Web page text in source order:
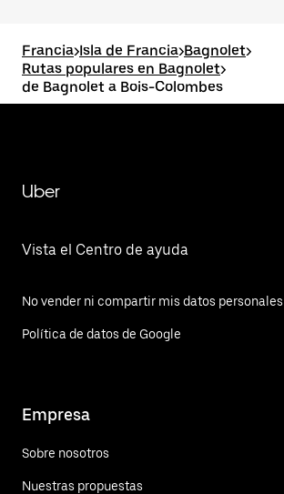
Francia>Isla de Francia>Bagnolet>
Rutas populares en Bagnolet>
de Bagnolet a Bois-Colombes
Uber
Vista el Centro de ayuda
No vender ni compartir mis datos personales
Política de datos de Google
Empresa
Sobre nosotros
Nuestras propuestas